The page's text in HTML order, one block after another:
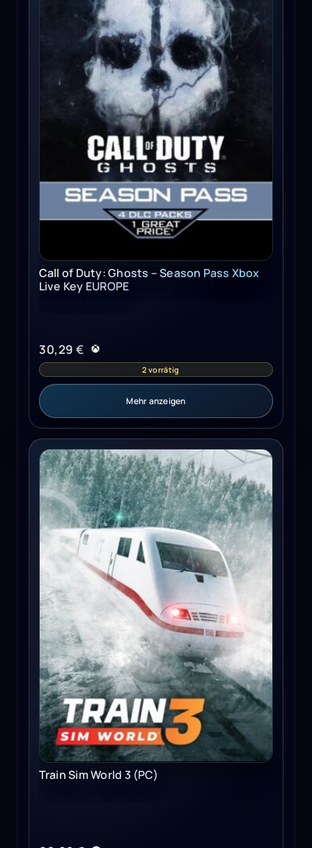
Call of Duty: Ghosts – Season Pass Xbox
Live Key EUROPE
30,29 €
2 vorrätig
Mehr anzeigen
Train Sim World 3 (PC) - Steam Key - GLOBAL
Train Sim World 3 (PC)